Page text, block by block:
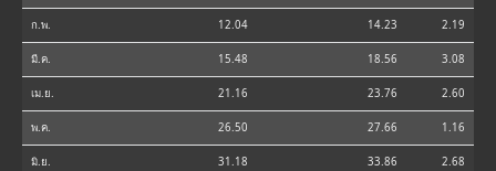
ก.พ. 12.04 14.23 2.19
มี.ค. 15.48 18.56 3.08
เม.ย. 21.16 23.76 2.60
พ.ค. 26.50 27.66 1.16
มิ.ย. 31.18 33.86 2.68